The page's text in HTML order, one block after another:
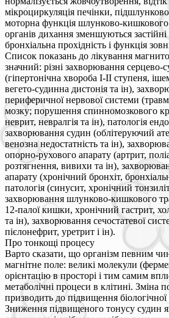
мікроциркуляція печінки,
моторна функція шлунково-кишкового
органів дихання зменшуються
бронхіальна прохідність і функція
Список показань до лікування
значний: різні захворювання серцево-
(гіпертонічна хвороба I-II ступеня,
вегето-судинна дистонія та ін),
периферичної нервової системи
мозку; порушення спинномозкового
неврит, невралгія та ін), патологія
захворювання судин (облітеруючий
венозна недостатність та ін),
опорно-рухового апарату (артрит,
розтягнення, вивихи та ін),
апарату (хронічний бронхіт,
патологія (синусит, хронічний
захворювання шлунково-кишкового
12-палої кишки, хронічний гастрит,
та ін), захворювання сечостатевої
пієлонефрит, уретрит і ін).
Про тонкощі процесу
Варто сказати, що організм певним
магнітне поле: великі молекули
орієнтацію в просторі і тим самим
метаболічні процеси в клітині. Зміна
призводить до підвищення біологічної
Зниження підвищеного тонусу судин